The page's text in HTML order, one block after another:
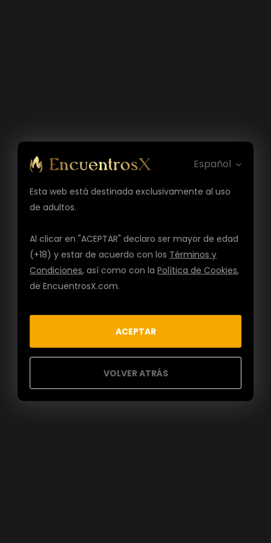
Español
Esta web está destinada exclusivamente al uso
de adultos.
Al clicar en "ACEPTAR" declaro ser mayor de edad
(+18) y estar de acuerdo con los Términos y
Condiciones, así como con laPolítica de Cookies,
de EncuentrosX.com.
ACEPTAR
VOLVER ATRÁS